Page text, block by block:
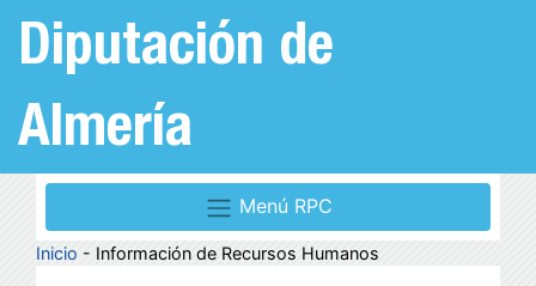
Diputación de
Almería
Menú RPC
Inicio - Información de Recursos Humanos